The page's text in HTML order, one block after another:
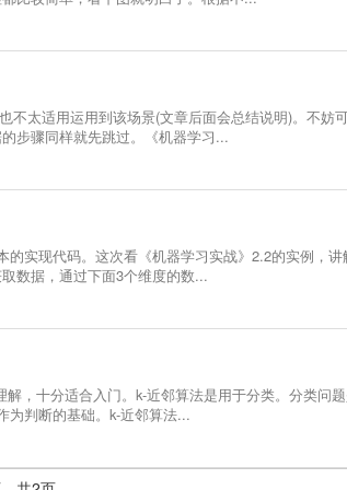
不太适用运用到该场景(文章后面会总结说明)。不妨
步骤同样就先跳过。《机器学习...
实现代码。这次看《机器学习实战》2.2的实例，讲
数据，通过下面3个维度的数...
，十分适合入门。k-近邻算法是用于分类。分类问
为判断的基础。k-近邻算法...